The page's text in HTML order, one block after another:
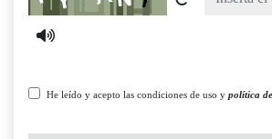
He leído y acepto las condiciones de uso y política